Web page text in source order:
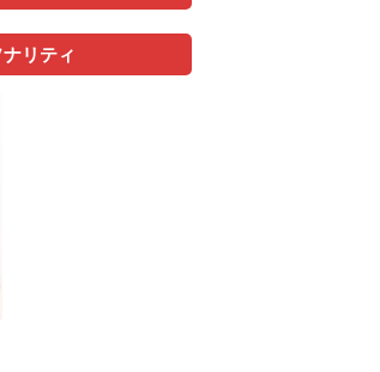
リティ